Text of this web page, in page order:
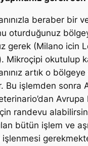
beraber bir
oturduğunuz
gerek (Milano icin
Mikroçipi okutulup
artık o
Bu işlemden sonra
randevu
bütün işlem ve